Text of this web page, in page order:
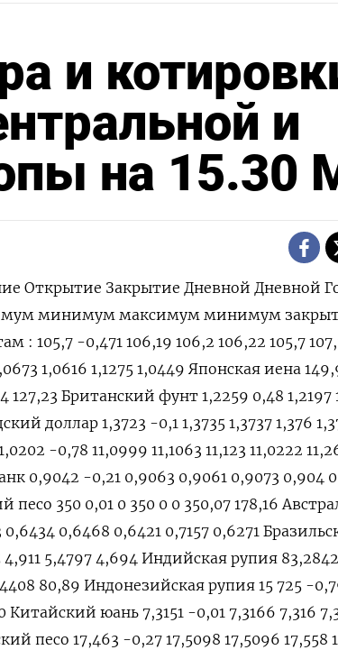
и
и
на 15.30
Открытие Закрытие Дневной Дневной
минимум максимум минимум
: 105,7 -0,471 106,19 106,2 106,22 105,7
1,0616 1,1275 1,0449 Японская иена
127,23 Британский фунт 1,2259 0,48 1,2197
доллар 1,3723 -0,1 1,3735 1,3737 1,376
-0,78 11,0999 11,1063 11,123 11,0222
0,9042 -0,21 0,9063 0,9061 0,9073 0,904
песо 350 0,01 0 350 0 0 350,07 178,16
0,6468 0,6421 0,7157 0,6271
5,4797 4,694 Индийская рупия
80,89 Индонезийская рупия 15 725 -
Китайский юань 7,3151 -0,01 7,3166 7,316
песо 17,463 -0,27 17,5098 17,5096 17,558